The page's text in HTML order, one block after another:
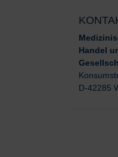
Handel
D-42285